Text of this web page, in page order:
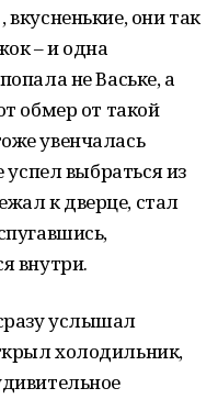
они так
– и одна
не Ваське, а
обмер от такой
увенчалась
успел выбраться из
к дверце, стал
внутри.
услышал
холодильник,